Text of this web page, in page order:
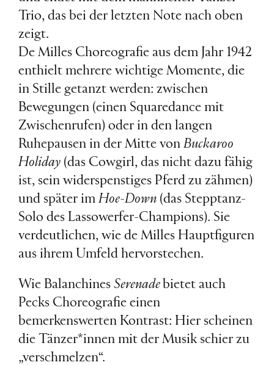
Trio, das bei der letzten Note nach oben
zeigt.
De Milles Choreografie aus dem Jahr 1942
enthielt mehrere wichtige Momente, die
in Stille getanzt werden: zwischen
Bewegungen (einen Squaredance mit
Zwischenrufen) oder in den langen
Ruhepausen in der Mitte von Buckaroo
Holiday (das Cowgirl, das nicht dazu fähig
ist, sein widerspenstiges Pferd zu zähmen)
und später im Hoe-Down (das Stepptanz-
Solo des Lassowerfer-Champions). Sie
verdeutlichen, wie de Milles Hauptfiguren
aus ihrem Umfeld hervorstechen.
Wie Balanchines Serenade bietet auch
Pecks Choreografie einen
bemerkenswerten Kontrast: Hier scheinen
die Tänzer*innen mit der Musik schier zu
„verschmelzen“.